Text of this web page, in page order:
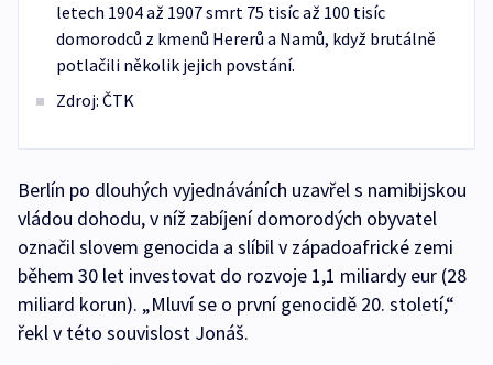
letech 1904 až 1907 smrt 75 tisíc až 100 tisíc
domorodců z kmenů Hererů a Namů, když brutálně
potlačili několik jejich povstání.
Zdroj: ČTK
Berlín po dlouhých vyjednáváních uzavřel s namibijskou
vládou dohodu, v níž zabíjení domorodých obyvatel
označil slovem genocida a slíbil v západoafrické zemi
během 30 let investovat do rozvoje 1,1 miliardy eur (28
miliard korun). „Mluví se o první genocidě 20. století,“
řekl v této souvislost Jonáš.